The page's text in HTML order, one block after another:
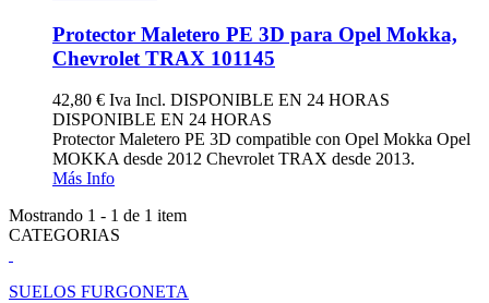
Protector Maletero PE 3D para Opel Mokka,
Chevrolet TRAX 101145
42,80 € Iva Incl. DISPONIBLE EN 24 HORAS
DISPONIBLE EN 24 HORAS
Protector Maletero PE 3D compatible con Opel Mokka Opel
MOKKA desde 2012 Chevrolet TRAX desde 2013.
Más Info
Mostrando 1 - 1 de 1 item
CATEGORIAS
SUELOS FURGONETA